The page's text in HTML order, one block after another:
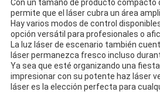
Con un tamaño de producto compacto
permite que el láser cubra un área
Hay varios modos de control
opción versátil para profesionales o
La luz láser de escenario también
láser permanezca fresco incluso
Ya sea que esté organizando una
impresionar con su potente haz láser
láser es la elección perfecta para